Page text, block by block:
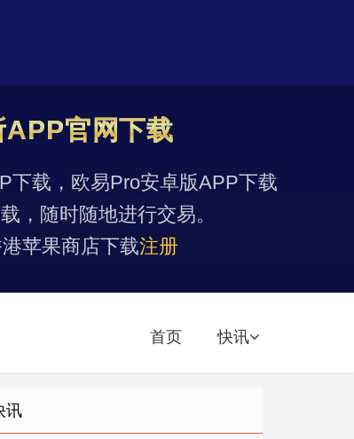
APP官网下载
下载，欧易Pro安卓版APP下载
，随时随地进行交易。
苹果商店下载注册
首页 快讯
讯